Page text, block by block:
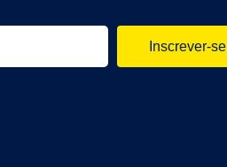
Inscrever-se